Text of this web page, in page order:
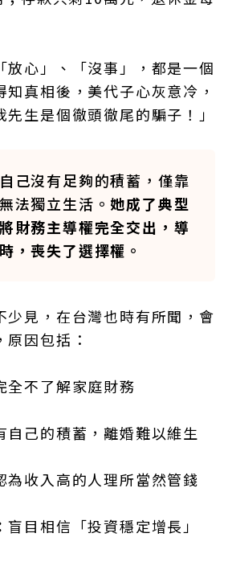
放心」、「沒事」，都是一個
真相後，美代子心灰意冷，
生是個徹頭徹尾的騙子！」
己沒有足夠的積蓄，僅靠
法獨立生活。 她成了典型
財務主導權完全交出，導
，喪失了選擇權。
少見，在台灣也時有所聞，會
因包括：
全不了解家庭財務
自己的積蓄，離婚難以維生
為收入高的人理所當然管錢
盲目相信「投資穩定增長」